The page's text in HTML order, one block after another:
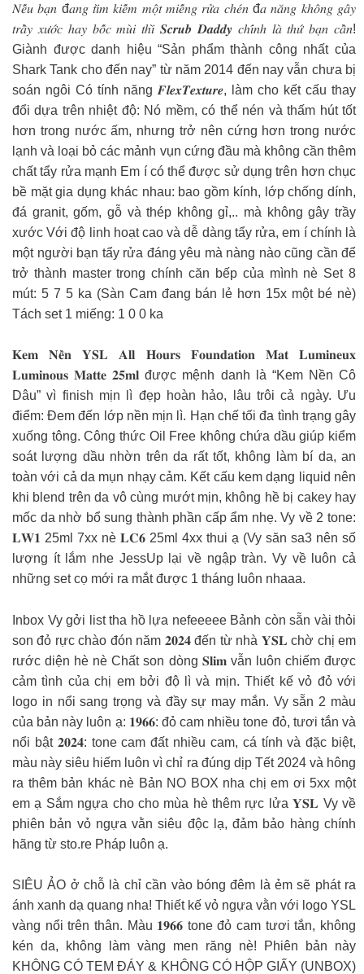
𝑁𝑒̂́𝑢 𝑏𝑎̣𝑛 đ𝑎𝑛𝑔 𝑡𝑖̀𝑚 𝑘𝑖𝑒̂́𝑚 𝑚𝑜̣̂𝑡 𝑚𝑖𝑒̂́𝑛𝑔 𝑟𝑢̛̉𝑎 𝑐ℎ𝑒́𝑛 đ𝑎 𝑛𝑎̆𝑛𝑔 𝑘ℎ𝑜̂𝑛𝑔 𝑔𝑎̂𝑦
𝑡𝑟𝑎̂̀𝑦 𝑥𝑢̛𝑜̛́𝑐 ℎ𝑎𝑦 𝑏𝑜̂́𝑐 𝑚𝑢̀𝑖 𝑡ℎ𝑖̀ 𝑺𝒄𝒓𝒖𝒃 𝑫𝒂𝒅𝒅𝒚 𝑐ℎ𝑖́𝑛ℎ 𝑙𝑎̀ 𝑡ℎ𝑢̛́ 𝑏𝑎̣𝑛 𝑐𝑎̂̀𝑛!
Giành được danh hiệu “Sản phẩm thành công nhất của
Shark Tank cho đến nay” từ năm 2014 đến nay vẫn chưa bị
soán ngôi Có tính năng 𝑭𝒍𝒆𝒙𝑻𝒆𝒙𝒕𝒖𝒓𝒆, làm cho kết cấu thay
đổi dựa trên nhiệt độ: Nó mềm, có thể nén và thấm hút tốt
hơn trong nước ấm, nhưng trở nên cứng hơn trong nước
lạnh và loại bỏ các mảnh vụn cứng đầu mà không cần thêm
chất tẩy rửa mạnh Em í có thể được sử dụng trên hơn chục
bề mặt gia dụng khác nhau: bao gồm kính, lớp chống dính,
đá granit, gốm, gỗ và thép không gỉ,.. mà không gây trầy
xước Với độ linh hoạt cao và dễ dàng tẩy rửa, em í chính là
một người bạn tẩy rửa đáng yêu mà nàng nào cũng cần để
trở thành master trong chính căn bếp của mình nè Set 8
mút: 5 7 5 ka (Sàn Cam đang bán lẻ hơn 15x một bé nè)
Tách set 1 miếng: 1 0 0 ka
𝐊𝐞𝐦 𝐍𝐞̂̀𝐧 𝐘𝐒𝐋 𝐀𝐥𝐥 𝐇𝐨𝐮𝐫𝐬 𝐅𝐨𝐮𝐧𝐝𝐚𝐭𝐢𝐨𝐧 𝐌𝐚𝐭 𝐋𝐮𝐦𝐢𝐧𝐞𝐮𝐱
𝐋𝐮𝐦𝐢𝐧𝐨𝐮𝐬 𝐌𝐚𝐭𝐭𝐞 𝟐𝟓𝐦𝐥 được mệnh danh là “Kem Nền Cô
Dâu” vì finish mịn lì đẹp hoàn hảo, lâu trôi cả ngày. Ưu
điểm: Đem đến lớp nền mịn lì. Hạn chế tối đa tình trạng gây
xuống tông. Công thức Oil Free không chứa dầu giúp kiểm
soát lượng dầu nhờn trên da rất tốt, không làm bí da, an
toàn với cả da mụn nhạy cảm. Kết cấu kem dạng liquid nên
khi blend trên da vô cùng mướt mịn, không hề bị cakey hay
mốc da nhờ bổ sung thành phần cấp ẩm nhẹ. Vy về 2 tone:
𝐋𝐖𝟏 25ml 7xx nè 𝐋𝐂𝟔 25ml 4xx thui ạ (Vy săn sa3 nên số
lượng ít lắm nhe JessUp lại về ngập tràn. Vy về luôn cả
những set cọ mới ra mắt được 1 tháng luôn nhaaa.
Inbox Vy gởi list tha hồ lựa nefeeeee Bảnh còn sẵn vài thỏi
son đỏ rực chào đón năm 𝟐𝟎𝟐𝟒 đến từ nhà 𝐘𝐒𝐋 chờ chị em
rước diện hè nè Chất son dòng 𝐒𝐥𝐢𝐦 vẫn luôn chiếm được
cảm tình của chị em bởi độ lì và mịn. Thiết kế vỏ đỏ với
logo in nổi sang trọng và đầy sự may mắn. Vy sẵn 2 màu
của bản này luôn ạ: 𝟏𝟗𝟔𝟔: đỏ cam nhiều tone đỏ, tươi tắn và
nổi bật 𝟐𝟎𝟐𝟒: tone cam đất nhiều cam, cá tính và đặc biệt,
màu này siêu hiếm luôn vì chỉ ra đúng dịp Tết 2024 và hông
ra thêm bản khác nè Bản NO BOX nha chị em ơi 5xx một
em ạ Sắm ngựa cho cho mùa hè thêm rực lửa 𝐘𝐒𝐋 Vy về
phiên bản vỏ ngựa vằn siêu độc lạ, đảm bảo hàng chính
hãng từ sto.re Pháp luôn ạ.
SIÊU ẢO ở chỗ là chỉ cần vào bóng đêm là ẻm sẽ phát ra
ánh xanh dạ quang nha! Thiết kế vỏ ngựa vằn với logo YSL
vàng nổi trên thân. Màu 𝟏𝟗𝟔𝟔 tone đỏ cam tươi tắn, không
kén da, không làm vàng men răng nè! Phiên bản này
KHÔNG CÓ TEM ĐÁY & KHÔNG CÓ HỘP GIẤY (UNBOX)